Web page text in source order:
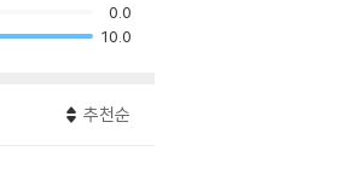
0.0
10.0
추천순